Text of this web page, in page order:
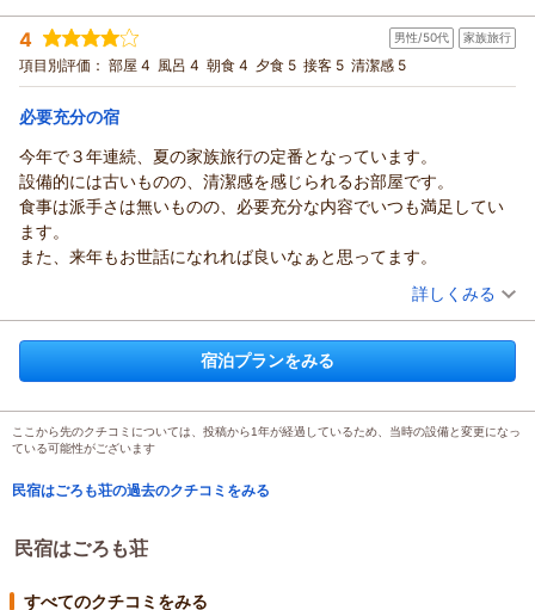
宿泊時期： 2025年08月宿泊 (恋人旅行)
投稿者： なおさん(女性/50代)
宿泊プラン： ○● 夏休み海水浴満喫 ●○＊家族旅行応援♪朝夕の２食付プ
ラン
その他 朝・夕
宿泊価格帯： 8,001～9,000円(大人一人あたり/税込)
4 男性/50代 家族旅行
項目別評価： 部屋 4 風呂 4 朝食 4 夕食 5 接客 5 清潔感 5
必要充分の宿
今年で３年連続、夏の家族旅行の定番となっています。
設備的には古いものの、清潔感を感じられるお部屋です。
食事は派手さは無いものの、必要充分な内容でいつも満足してい
ます。
また、来年もお世話になれれば良いなぁと思ってます。
（投稿日：2025/08/11）
宿泊時期： 2025年07月宿泊 (家族旅行)
投稿者： hiroさん(男性/50代)
○● 夏休み海水浴満喫 ●○＊家族旅行応援♪朝夕の２食付プ
ラン
宿泊価格帯： 9,001～10,000円(大人一人あたり/税込)
詳しくみる
宿泊プランをみる
ここから先のクチコミについては、投稿から1年が経過しているため、当時の設備と変更になっ
ている可能性がございます
民宿はごろも荘の過去のクチコミをみる
民宿はごろも荘
すべてのクチコミをみる